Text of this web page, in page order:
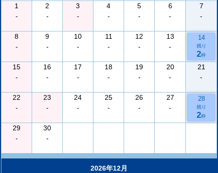
1
-
2
-
3
-
4
-
5
-
6
-
7
-
8
-
9
-
10
-
11
-
12
-
13
-
14
残り
2枠
15
-
16
-
17
-
18
-
19
-
20
-
21
-
22
-
23
-
24
-
25
-
26
-
27
-
28
残り
2枠
29
-
30
-
2026年12月